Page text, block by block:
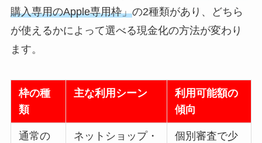
購入専用のApple専用枠」の2種類があり、どちら
が使えるかによって選べる現金化の方法が変わり
ます。
枠の種
類
主な利用シーン
利用可能額の
傾向
通常の
ネットショップ・
個別審査で少